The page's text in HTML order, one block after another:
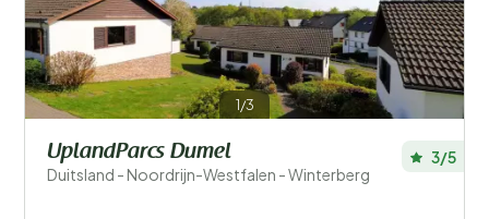
1/3
UplandParcs Dumel
Duitsland - Noordrijn-Westfalen - Winterberg
3/5